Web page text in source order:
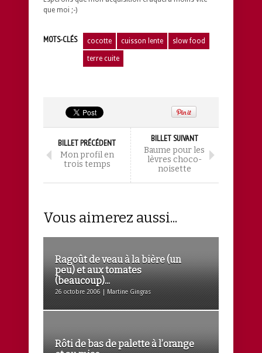
que moi ;-)
MOTS-CLÉS cocotte cuisson lente slow food
terre cuite
BILLET PRÉCÉDENT
Mon profil en
trois temps
BILLET SUIVANT
Baume pour les
lèvres choco-
noisette
Vous aimerez aussi...
Ragoût de veau à la bière (un
peu) et aux tomates
(beaucoup)...
26 octobre 2006 | Martine Gingras
Rôti de bas de palette à l’orange